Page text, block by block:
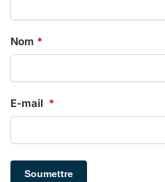
Nom *
E-mail *